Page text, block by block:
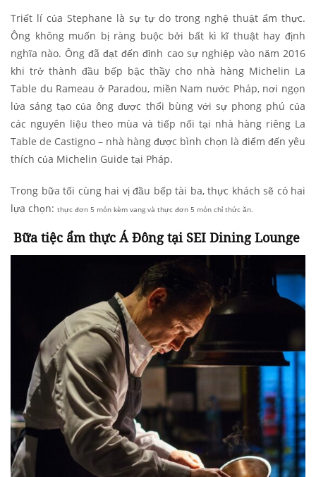
Triết lí của Stephane là sự tự do trong nghệ thuật ẩm thực.
Ông không muốn bị ràng buộc bởi bất kì kĩ thuật hay định
nghĩa nào. Ông đã đạt đến đỉnh cao sự nghiệp vào năm 2016
khi trở thành đầu bếp bậc thầy cho nhà hàng Michelin La
Table du Rameau ở Paradou, miền Nam nước Pháp, nơi ngọn
lửa sáng tạo của ông được thổi bùng với sự phong phú của
các nguyên liệu theo mùa và tiếp nối tại nhà hàng riêng La
Table de Castigno – nhà hàng được bình chọn là điểm đến yêu
thích của Michelin Guide tại Pháp.
Trong bữa tối cùng hai vị đầu bếp tài ba, thực khách sẽ có hai
lựa chọn: thực đơn 5 món kèm vang và thực đơn 5 món chỉ thức ăn.
Bữa tiệc ẩm thực Á Đông tại SEI Dining Lounge